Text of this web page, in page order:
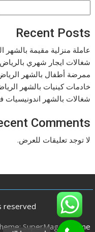
Recent Posts
عاملة منزلية مقيمة بالشهر الرياض
شغالات ايجار شهري بالرياض حى لبن
ممرضة أطفال بالشهر الرياض
خادمات كينيات بالشهر الرياض
شغالات بالشهر اندونيسيات في
Comments
لا توجد تعليقات للعرض.
reserved
SuperMag by Acme